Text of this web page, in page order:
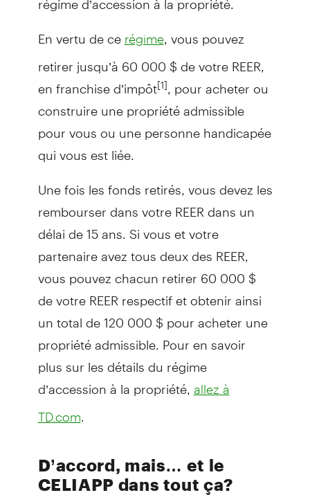
En vertu de ce régime, vous pouvez
retirer jusqu’à 60 000 $ de votre REER,
en franchise d’impôt[1] , pour acheter ou
construire une propriété admissible
pour vous ou une personne handicapée
qui vous est liée.
Une fois les fonds retirés, vous devez les
rembourser dans votre REER dans un
délai de 15 ans. Si vous et votre
partenaire avez tous deux des REER,
vous pouvez chacun retirer 60 000 $
de votre REER respectif et obtenir ainsi
un total de 120 000 $ pour acheter une
propriété admissible. Pour en savoir
plus sur les détails du régime
d’accession à la propriété, allez à
TD.com
D’accord, mais… et le
CELIAPP dans tout ça?